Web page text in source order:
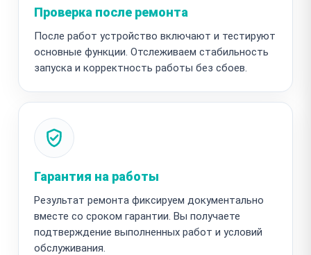
Проверка после ремонта
После работ устройство включают и тестируют
основные функции. Отслеживаем стабильность
запуска и корректность работы без сбоев.
Гарантия на работы
Результат ремонта фиксируем документально
вместе со сроком гарантии. Вы получаете
подтверждение выполненных работ и условий
обслуживания.